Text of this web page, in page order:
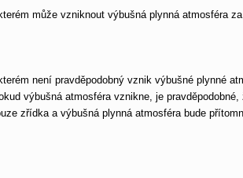
může vzniknout výbušná plynná atmosféra
není pravděpodobný vznik výbušné plynné
výbušná atmosféra vznikne, je
zřídka a výbušná plynná atmosféra bude